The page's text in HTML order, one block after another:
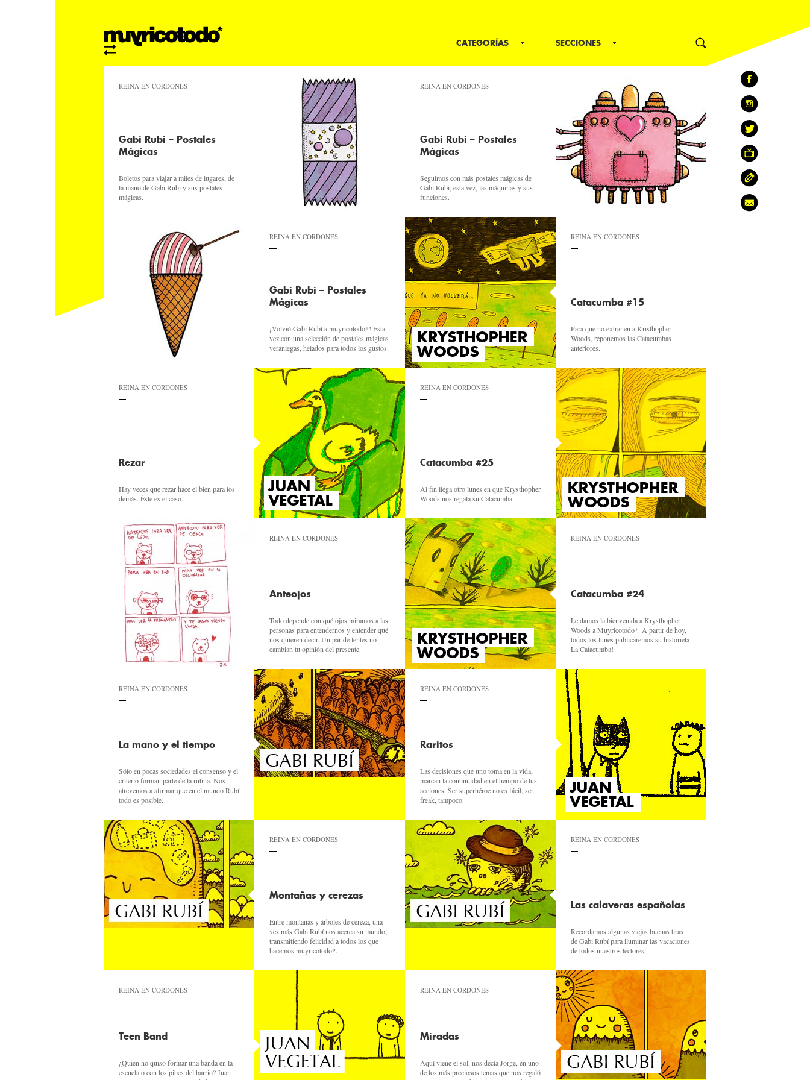
CATEGORÍAS SECCIONES
REINA EN CORDONES
Gabi Rubi – Postales
Mágicas
Boletos para viajar a miles de lugares, de
la mano de Gabi Rubi y sus postales
mágicas.
REINA EN CORDONES
Gabi Rubi – Postales
Mágicas
Seguimos con más postales mágicas de
Gabi Rubi, esta vez, las máquinas y sus
funciones.
REINA EN CORDONES
Gabi Rubi – Postales
Mágicas
¡Volvió Gabi Rubí a muyricotodo*! Esta
vez con una selección de postales mágicas
veraniegas, helados para todos los gustos.
REINA EN CORDONES
Catacumba #15
Para que no extrañen a Kristhopher
Woods, reponemos las Catacumbas
anteriores.
REINA EN CORDONES
Rezar
Hay veces que rezar hace el bien para los
demás. Éste es el caso.
REINA EN CORDONES
Catacumba #25
Al fin llega otro lunes en que Krysthopher
Woods nos regala su Catacumba.
REINA EN CORDONES
Anteojos
Todo depende con qué ojos miramos a las
personas para entendernos y entender qué
nos quieren decir. Un par de lentes no
cambian tu opinión del presente.
REINA EN CORDONES
Catacumba #24
Le damos la bienvenida a Krysthopher
Woods a Muyricotodo*. A partir de hoy,
todos los lunes publicaremos su historieta
La Catacumba!
REINA EN CORDONES
La mano y el tiempo
Sólo en pocas sociedades el consenso y el
criterio forman parte de la rutina. Nos
atrevemos a afirmar que en el mundo Rubí
todo es posible.
REINA EN CORDONES
Raritos
Las decisiones que uno toma en la vida,
marcan la continuidad en el tiempo de tus
acciones. Ser superhéroe no es fácil, ser
freak, tampoco.
REINA EN CORDONES
Montañas y cerezas
Entre montañas y árboles de cereza, una
vez más Gabi Rubí nos acerca su mundo;
transmitiendo felicidad a todos los que
hacemos muyricotodo*.
REINA EN CORDONES
Las calaveras españolas
Recordamos algunas viejas buenas tiras
de Gabi Rubí para iluminar las vacaciones
de todos nuestros lectores.
REINA EN CORDONES
Teen Band
¿Quien no quiso formar una banda en la
escuela o con los pibes del barrio? Juan
REINA EN CORDONES
Miradas
Aquí viene el sol, nos decía Jorge, en uno
de los más preciosos temas que nos regaló